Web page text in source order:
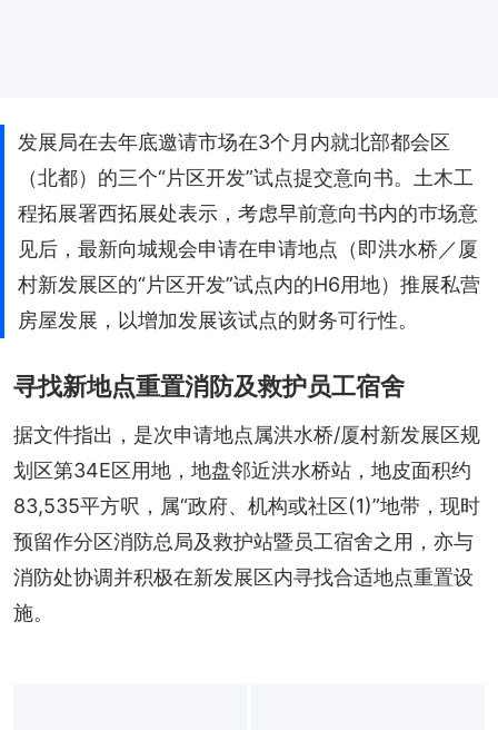
发展局在去年底邀请市场在3个月内就北部都会区
（北都）的三个“片区开发”试点提交意向书。土木工
程拓展署西拓展处表示，考虑早前意向书内的巿场意
见后，最新向城规会申请在申请地点（即洪水桥／厦
村新发展区的“片区开发”试点内的H6用地）推展私营
房屋发展，以增加发展该试点的财务可行性。
寻找新地点重置消防及救护员工宿舍
据文件指出，是次申请地点属洪水桥/厦村新发展区规
划区第34E区用地，地盘邻近洪水桥站，地皮面积约
83,535平方呎，属“政府、机构或社区(1)”地带，现时
预留作分区消防总局及救护站暨员工宿舍之用，亦与
消防处协调并积极在新发展区内寻找合适地点重置设
施。